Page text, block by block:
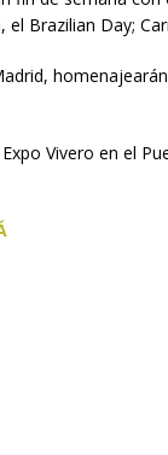
Brazilian Day;
Vivero en el